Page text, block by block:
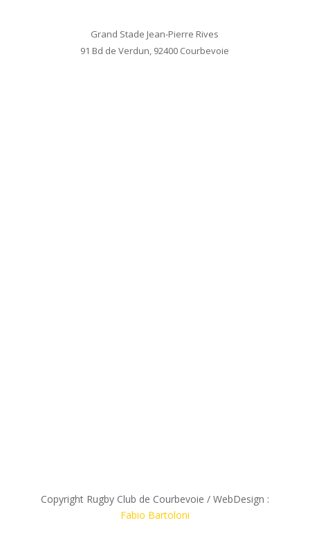
Grand Stade Jean-Pierre Rives
91 Bd de Verdun, 92400 Courbevoie
Copyright Rugby Club de Courbevoie / WebDesign :
Fabio Bartoloni